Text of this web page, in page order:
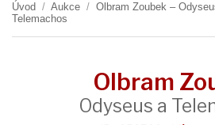
Úvod / Aukce / Olbram Zoubek –
Telemachos
Olbram
Odyseus a